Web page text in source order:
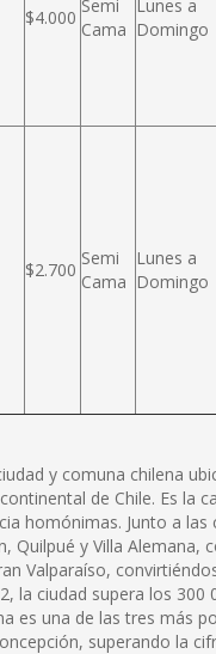
$4.000
Semi
Cama
Lunes a
Domingo
$2.700
Semi
Cama
Lunes a
Domingo
y comuna chilena
de Chile. Es la
homónimas. Junto a las
Quilpué y Villa Alemana,
Valparaíso,
la ciudad supera los 300
es una de las tres más
superando la